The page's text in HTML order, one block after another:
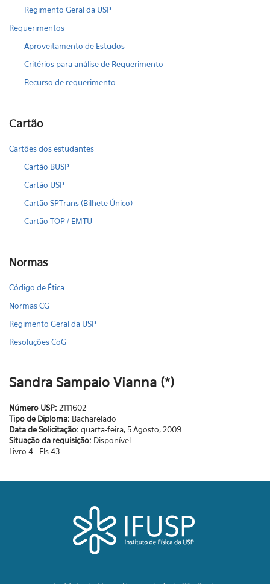
Regimento Geral da USP
Requerimentos
Aproveitamento de Estudos
Critérios para análise de Requerimento
Recurso de requerimento
Cartão
Cartões dos estudantes
Cartão BUSP
Cartão USP
Cartão SPTrans (Bilhete Único)
Cartão TOP / EMTU
Normas
Código de Ética
Normas CG
Regimento Geral da USP
Resoluções CoG
Sandra Sampaio Vianna (*)
Número USP: 2111602
Tipo de Diploma: Bacharelado
Data de Solicitação: quarta-feira, 5 Agosto, 2009
Situação da requisição: Disponível
Livro 4 - Fls 43